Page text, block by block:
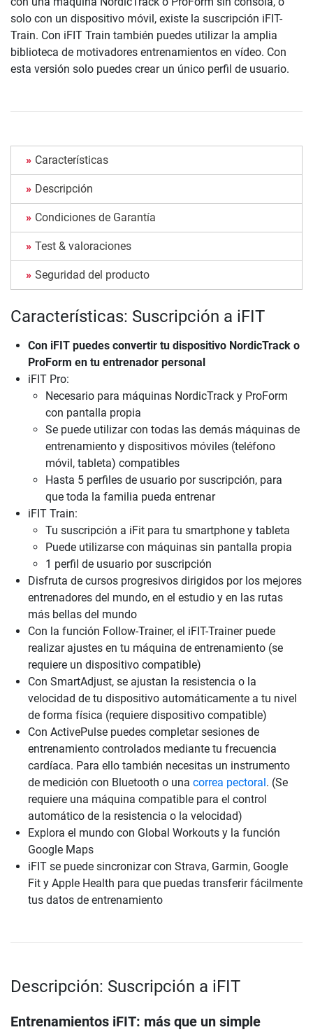
solo con un dispositivo móvil, existe la suscripción iFIT-
Train. Con iFIT Train también puedes utilizar la amplia
biblioteca de motivadores entrenamientos en vídeo. Con
esta versión solo puedes crear un único perfil de usuario.
Características
Descripción
Condiciones de Garantía
Test & valoraciones
Seguridad del producto
Características: Suscripción a iFIT
Con iFIT puedes convertir tu dispositivo NordicTrack o
ProForm en tu entrenador personal
iFIT Pro:
Necesario para máquinas NordicTrack y ProForm
con pantalla propia
Se puede utilizar con todas las demás máquinas de
entrenamiento y dispositivos móviles (teléfono
móvil, tableta) compatibles
Hasta 5 perfiles de usuario por suscripción, para
que toda la familia pueda entrenar
iFIT Train:
Tu suscripción a iFit para tu smartphone y tableta
Puede utilizarse con máquinas sin pantalla propia
1 perfil de usuario por suscripción
Disfruta de cursos progresivos dirigidos por los mejores
entrenadores del mundo, en el estudio y en las rutas
más bellas del mundo
Con la función Follow-Trainer, el iFIT-Trainer puede
realizar ajustes en tu máquina de entrenamiento (se
requiere un dispositivo compatible)
Con SmartAdjust, se ajustan la resistencia o la
velocidad de tu dispositivo automáticamente a tu nivel
de forma física (requiere dispositivo compatible)
Con ActivePulse puedes completar sesiones de
entrenamiento controlados mediante tu frecuencia
cardíaca. Para ello también necesitas un instrumento
de medición con Bluetooth o una correa pectoral. (Se
requiere una máquina compatible para el control
automático de la resistencia o la velocidad)
Explora el mundo con Global Workouts y la función
Google Maps
iFIT se puede sincronizar con Strava, Garmin, Google
Fit y Apple Health para que puedas transferir fácilmente
tus datos de entrenamiento
Descripción: Suscripción a iFIT
Entrenamientos iFIT: más que un simple